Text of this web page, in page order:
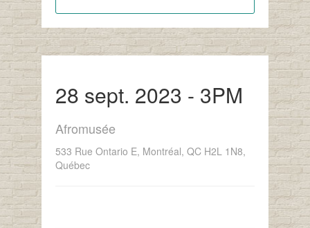
28 sept. 2023 - 3PM
Afromusée
533 Rue Ontario E, Montréal, QC H2L 1N8,
Québec